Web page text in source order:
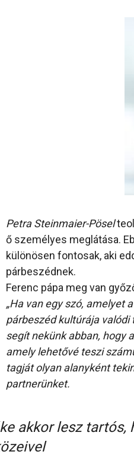
Petra Steinmaier-Pösel
ő személyes meglátása.
különösen fontosak, aki
párbeszédnek.
Ferenc pápa meg van
„Ha van egy szó, amelyet
párbeszéd kultúrája
segít nekünk abban, hogy
amely lehetővé teszi
tagját olyan alanyként
partnerünket.
akkor lesz tartós,